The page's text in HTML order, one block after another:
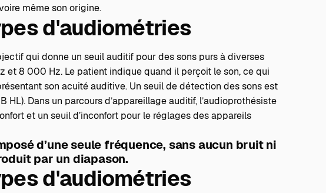
même son origine.
d'audiométries
qui donne un seuil auditif pour des sons purs à diverses
et 8 000 Hz. Le patient indique quand il perçoit le son, ce qui
son acuité auditive. Un seuil de détection des sons est
Dans un parcours d’appareillage auditif, l’audioprothésiste
et un seuil d’inconfort pour le réglages des appareils
d’une seule fréquence, sans aucun bruit ni
par un diapason.
d'audiométries